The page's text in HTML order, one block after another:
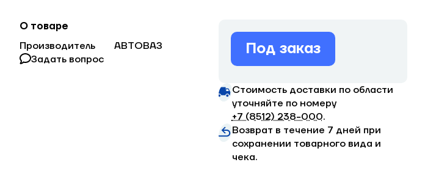
О товаре
Производитель
АВТОВАЗ
Задать вопрос
Под заказ
Стоимость доставки по области
уточняйте по номеру
+7 (8512) 238−000.
Возврат в течение 7 дней при
сохранении товарного вида и
чека.